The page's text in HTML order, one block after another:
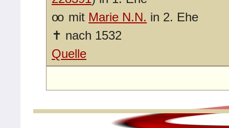
oo mit Marie N.N. in 2. Ehe
✝ nach 1532
Quelle